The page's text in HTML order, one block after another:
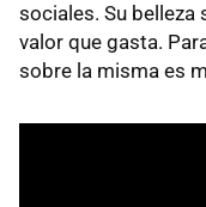
sociales. Su belleza
valor que gasta.
sobre la misma es